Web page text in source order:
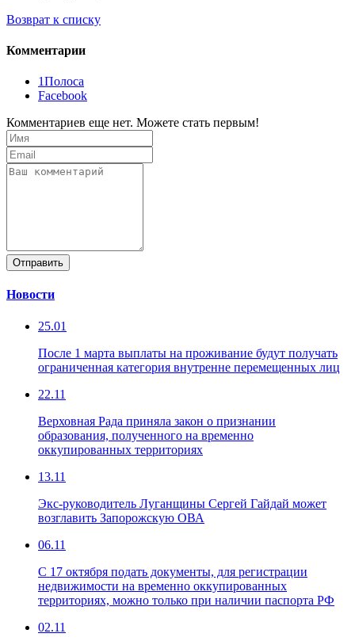
Возврат к списку
Комментарии
1Полоса
Facebook
Комментариев еще нет. Можете стать первым!
Отправить
Новости
25.01
После 1 марта выплаты на проживание будут получать
ограниченная категория внутренне перемещенных лиц
22.11
Верховная Рада приняла закон о признании
образования, полученного на временно
оккупированных территориях
13.11
Экс-руководитель Луганщины Сергей Гайдай может
возглавить Запорожскую ОВА
06.11
С 17 октября подать документы, для регистрации
недвижимости на временно оккупированных
территориях, можно только при наличии паспорта РФ
02.11